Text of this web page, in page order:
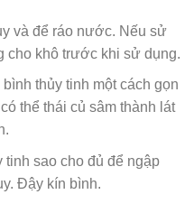
và để ráo nước. Nếu sử
cho khô trước khi sử dụng.
thủy tinh một cách gọn
thể thái củ sâm thành lát
sao cho đủ để ngập
Đậy kín bình.